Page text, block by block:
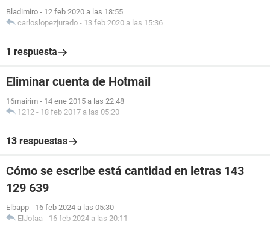
Bladimiro - 12 feb 2020 a las 18:55
carloslopezjurado - 13 feb 2020 a las 15:36
1 respuesta
Eliminar cuenta de Hotmail
16mairim - 14 ene 2015 a las 22:48
1212 - 18 feb 2017 a las 05:20
13 respuestas
Cómo se escribe está cantidad en letras 143
129 639
Elbapp - 16 feb 2024 a las 05:30
ElJotaa - 16 feb 2024 a las 20:11